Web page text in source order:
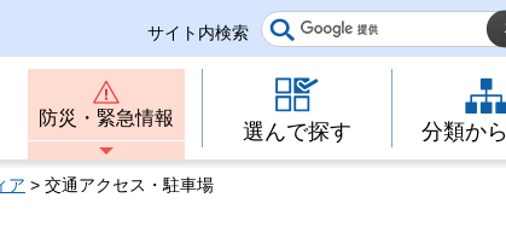
サイト内検索
防災・緊急情報
選んで探す 分類か
ア > 交通アクセス・駐車場